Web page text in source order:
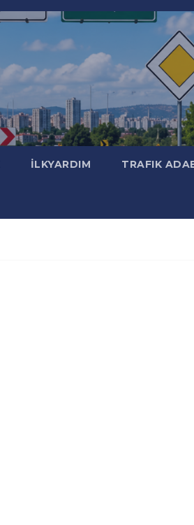
İLKYARDIM TRAFIK